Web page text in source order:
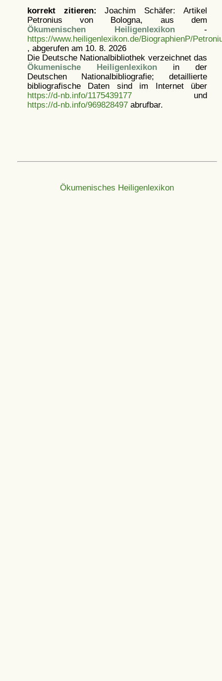
korrekt zitieren: Joachim Schäfer: Artikel
Petronius von Bologna, aus dem
Ökumenischen Heiligenlexikon -
https://www.heiligenlexikon.de/BiographienP/
, abgerufen am 10. 8. 2026
Die Deutsche Nationalbibliothek verzeichnet das
Ökumenische Heiligenlexikonin der
Deutschen Nationalbibliografie; detaillierte
bibliografische Daten sind im Internet über
https://d-nb.info/1175439177und
https://d-nb.info/969828497abrufbar.
Ökumenisches Heiligenlexikon